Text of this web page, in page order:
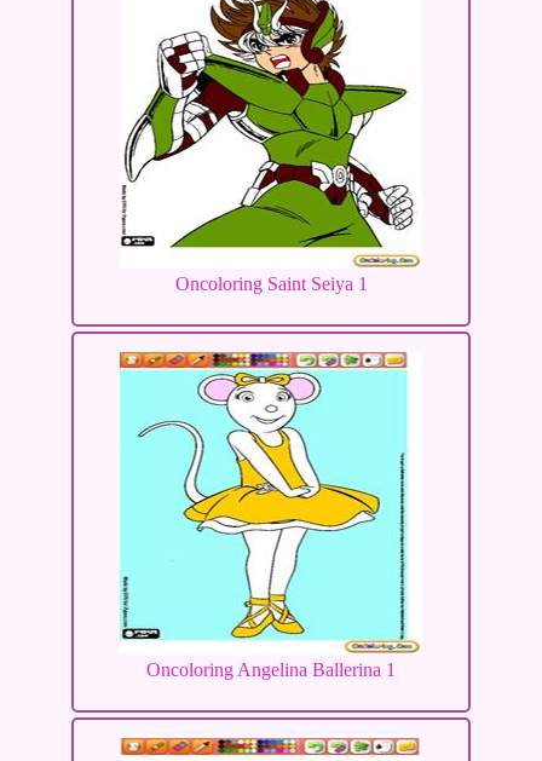
Oncoloring Saint Seiya 1
Oncoloring Angelina Ballerina 1